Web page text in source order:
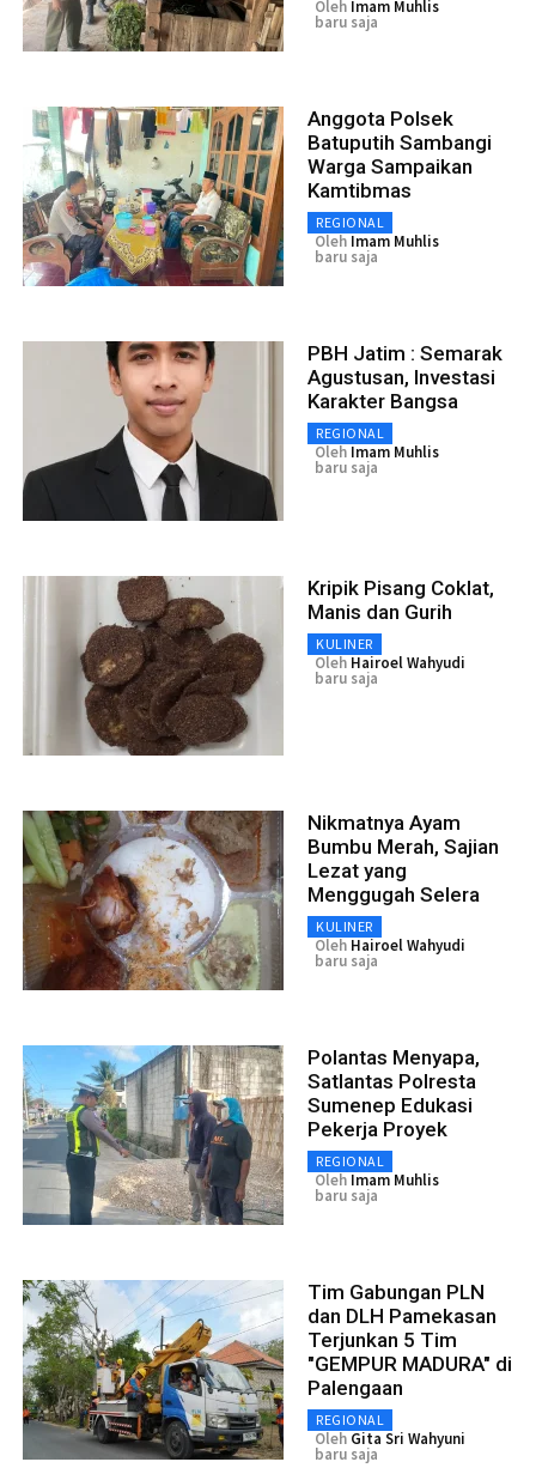
Oleh Imam Muhlis
baru saja
Anggota Polsek
Batuputih Sambangi
Warga Sampaikan
Kamtibmas
REGIONAL
Oleh Imam Muhlis
baru saja
PBH Jatim : Semarak
Agustusan, Investasi
Karakter Bangsa
REGIONAL
Oleh Imam Muhlis
baru saja
Kripik Pisang Coklat,
Manis dan Gurih
KULINER
Oleh Hairoel Wahyudi
baru saja
Nikmatnya Ayam
Bumbu Merah, Sajian
Lezat yang
Menggugah Selera
KULINER
Oleh Hairoel Wahyudi
baru saja
Polantas Menyapa,
Satlantas Polresta
Sumenep Edukasi
Pekerja Proyek
REGIONAL
Oleh Imam Muhlis
baru saja
Tim Gabungan PLN
dan DLH Pamekasan
Terjunkan 5 Tim
"GEMPUR MADURA" di
Palengaan
REGIONAL
Oleh Gita Sri Wahyuni
baru saja